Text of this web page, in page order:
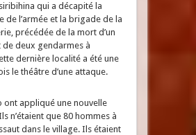
qui a décapité la
de l’armée et la brigade de la
précédée de la mort d’un
de deux gendarmes à
dernière localité a été une
le théâtre d’une attaque.
ont appliqué une nouvelle
n’étaient que 80 hommes à
dans le village. Ils étaient